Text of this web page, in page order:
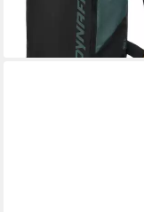
lieferbar - in 2-3